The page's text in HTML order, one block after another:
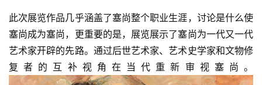
此次展览作品几乎涵盖了塞尚整个职业生涯，讨论是什么使
塞尚成为塞尚，更重要的是，展览展示了塞尚为一代又一代
艺术家开辟的先路。通过后世艺术家、艺术史学家和文物修
复者的互补视角在当代重新审视塞尚。